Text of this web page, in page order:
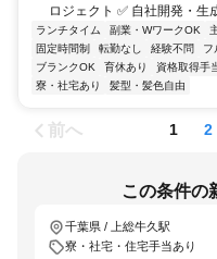
ロジェクト ✅ 自社開発・生
ランチタイム 副業・WワークOK
固定時間制
転勤なし 経験不問 フ
ブランクOK
育休あり 資格取得手
寮・社宅あり
髪型・髪色自由
前へ 1 2
この条件の
千葉県 / 上総牛久駅
寮・社宅・住宅手当あり